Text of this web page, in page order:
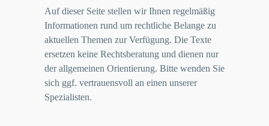
Auf dieser Seite stellen wir Ihnen regelmäßig
Informationen rund um rechtliche Belange zu
aktuellen Themen zur Verfügung. Die Texte
ersetzen keine Rechtsberatung und dienen nur
der allgemeinen Orientierung. Bitte wenden Sie
sich ggf. vertrauensvoll an einen unserer
Spezialisten.